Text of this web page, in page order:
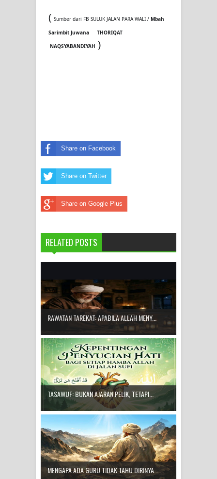
( Sumber dari FB SULUK JALAN PARA WALI / Mbah
Sarimbit Juwana
THORIQAT
NAQSYABANDIYAH )
Share on Facebook
Share on Twitter
Share on Google Plus
RELATED POSTS
RAWATAN TAREKAT: APABILA ALLAH MENY...
TASAWUF: BUKAN AJARAN PELIK, TETAPI...
MENGAPA ADA GURU TIDAK TAHU DIRINYA...